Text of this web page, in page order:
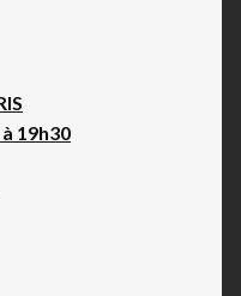
19h30